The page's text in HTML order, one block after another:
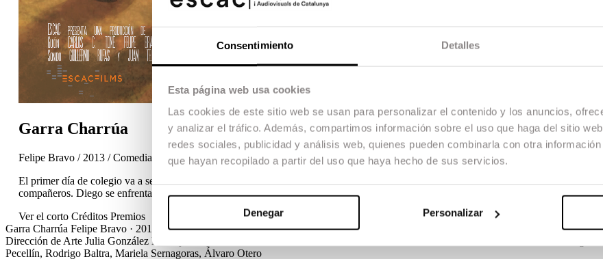
Consentimiento Detalles
Esta página web usa cookies
Las cookies de este sitio web se usan para personalizar el contenido y los anuncios,
y analizar el tráfico. Además, compartimos información sobre el uso que haga del sitio
redes sociales, publicidad y análisis web, quienes pueden combinarla con otra
que hayan recopilado a partir del uso que haya hecho de sus servicios.
Denegar Personalizar
Garra Charrúa
Felipe Bravo / 2013 / Comedia / Cortometraje
El primer día de colegio va a ser duro para Diego, un niño uruguayo recién aterrizado en Barcelona. Andrés, el repetidor de la clase,
compañeros. Diego se enfrentará a él en un partido de fútbol, pero solo conseguirá vencerle creyendo en la fuerza de la «Garra
Ver el corto Créditos Premios
Garra Charrúa Felipe Bravo · 2013 / 2013 / Comedia / CortometrajeCréditos Guion Carlos C. Tomé, Felipe Bravo, Pol Cortecans
Dirección de Arte Julia González Montaje
Pecellín, Rodrigo Baltra, Mariela Sernagoras, Álvaro Otero